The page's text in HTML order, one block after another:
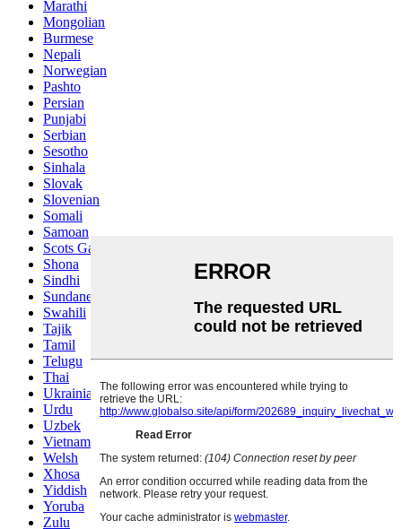
Marathi
Mongolian
Burmese
Nepali
Norwegian
Pashto
Persian
Punjabi
Serbian
Sesotho
Sinhala
Slovak
Slovenian
Somali
Samoan
Scots Gaelic
Shona
Sindhi
Sundanese
Swahili
Tajik
Tamil
Telugu
Thai
Ukrainian
Urdu
Uzbek
Vietnamese
Welsh
Xhosa
Yiddish
Yoruba
Zulu